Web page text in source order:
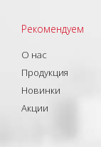
Рекомендуем
О нас
Продукция
Новинки
Акции